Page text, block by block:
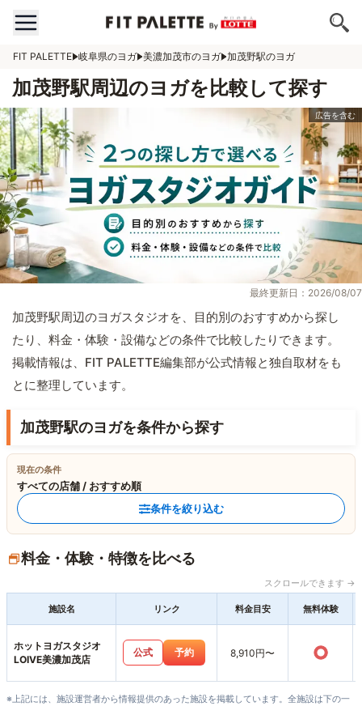
FIT PALETTE 岐阜県のヨガ 美濃加茂市のヨガ 加茂野駅のヨガ
加茂野駅周辺のヨガを比較して探す
最終更新日：2026/08/07
加茂野駅周辺のヨガスタジオを、目的別のおすすめから探し
たり、料金・体験・設備などの条件で比較したりできます。
掲載情報は、FIT PALETTE編集部が公式情報と独自取材をも
とに整理しています。
加茂野駅のヨガを条件から探す
現在の条件
すべての店舗 / おすすめ順
条件を絞り込む
料金・体験・特徴を比べる
スクロールできます →
施設名 リンク 料金目安 無料体験
ホットヨガスタジオ
LOIVE美濃加茂店
公式 予約 8,910円〜 ○
※上記には、施設運営者から情報提供のあった施設を掲載しています。全施設は下の一